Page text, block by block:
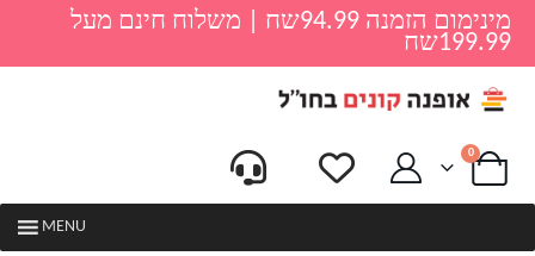
מינימום הזמנה 94.99שח | משלוח חינם מעל
199.99שח
0
MENU